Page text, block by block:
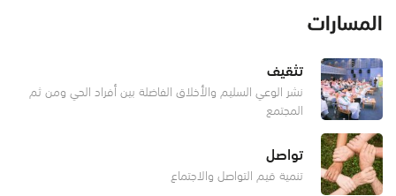
المسارات
تثقيف
نشر الوعي السليم والأخلاق الفاضلة بين أفراد الحي ومن ثم
المجتمع
تواصل
تنمية قيم التواصل والاجتماع